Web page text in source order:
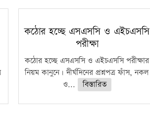
কঠোর হচ্ছে এসএসসি ও এইচএসসি
পরীক্ষা
কঠোর হচ্ছে এসএসসি ও এইচএসসি পরীক্ষার
নিয়ম কানুনে। দীর্ঘদিনের প্রশ্নপত্র ফাঁস, নকল
ও...
বিস্তারিত